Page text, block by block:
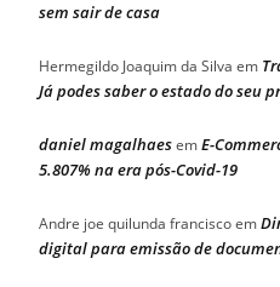
sem sair de casa
Hermegildo Joaquim da Silva em
Já podes saber o estado do seu
daniel magalhaesemE-
5.807% na era pós-Covid-19
Andre joe quilunda franciscoem
digital para emissão de